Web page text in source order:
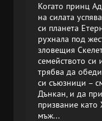
Когато принц
на силата
си планета
рухнала под
зловещия
семейството си
трябва да
си съюзници –
Дънкан, и да
призвание
мъж...